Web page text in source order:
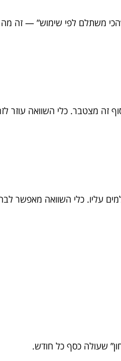
משתלם לפי שימוש” — זה
זה מצטבר. כלי השוואה עוזר
עליו. כלי השוואה מאפשר
שעולה כסף כל חודש.